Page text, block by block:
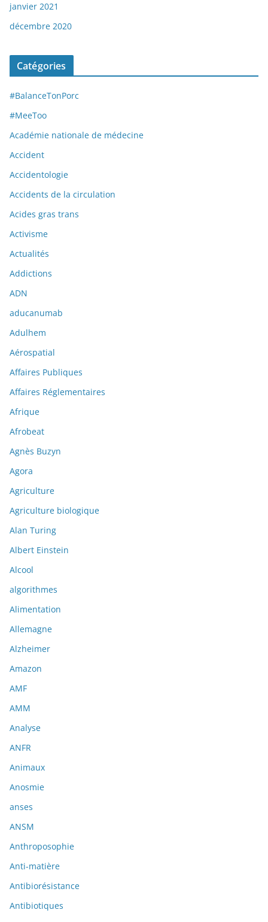
janvier 2021
décembre 2020
Catégories
#BalanceTonPorc
#MeeToo
Académie nationale de médecine
Accident
Accidentologie
Accidents de la circulation
Acides gras trans
Activisme
Actualités
Addictions
ADN
aducanumab
Adulhem
Aérospatial
Affaires Publiques
Affaires Réglementaires
Afrique
Afrobeat
Agnès Buzyn
Agora
Agriculture
Agriculture biologique
Alan Turing
Albert Einstein
Alcool
algorithmes
Alimentation
Allemagne
Alzheimer
Amazon
AMF
AMM
Analyse
ANFR
Animaux
Anosmie
anses
ANSM
Anthroposophie
Anti-matière
Antibiorésistance
Antibiotiques